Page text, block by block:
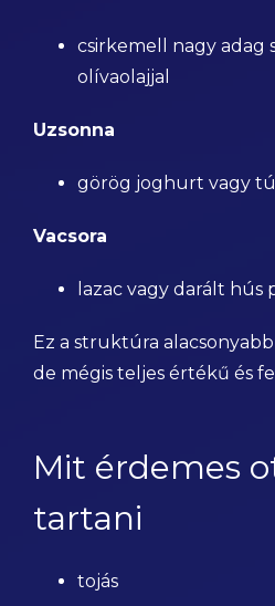
csirkemell nagy adag
olívaolajjal
Uzsonna
görög joghurt vagy
Vacsora
lazac vagy darált hús
Ez a struktúra
de mégis teljes értékű és
Mit érdemes
tartani
tojás